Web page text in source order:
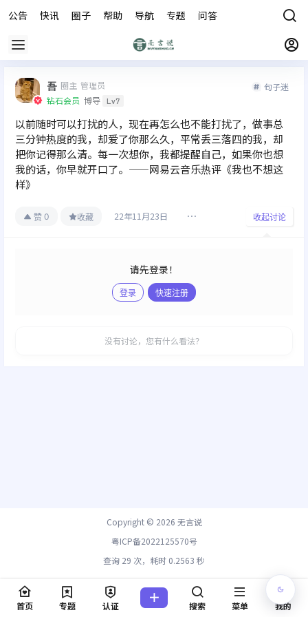
公告 快讯 圈子 帮助 导航 专题 问答
吾 圈主 管理员
钻石会员 博导 Lv7
句子迷
以前随时可以打扰的人，现在再怎么也不能打扰了，做事总
三分钟热度的我，却爱了你那么久，平常丢三落四的我，却
把你记得那么清。每一次想你，我都提醒自己，如果你也想
我的话，你早就开口了。——网易云音乐热评《我也不想这
样》
赞 0 收藏 22年11月23日 收起讨论
请先登录！
登录 快速注册
没有讨论，您有什么看法？
Copyright © 2026 无言说
粤ICP备2022125570号
查询 29 次，耗时 0.2563 秒
首页 专题 认证 搜索 菜单 我的